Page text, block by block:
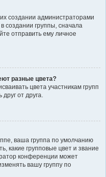
создании администраторами
создании группы, сначала
отправить ему личное
разные цвета?
цвета участникам групп
от друга.
ваша группа по умолчанию
какие групповые цвет и звание
конференции может
вашу группу по